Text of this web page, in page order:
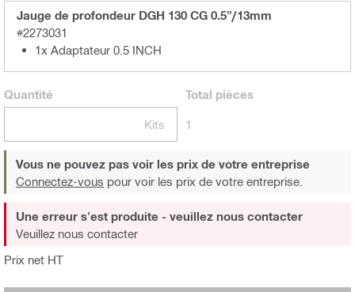
Jauge de profondeur DGH 130 CG 0.5"/13mm
#2273031
1x Adaptateur 0.5 INCH
Quantité
Kits
Total pièces
1
Vous ne pouvez pas voir les prix de votre entreprise
Connectez-vous pour voir les prix de votre entreprise.
Prix net HT
Une erreur s'est produite - veuillez nous contacter
Veuillez nous contacter